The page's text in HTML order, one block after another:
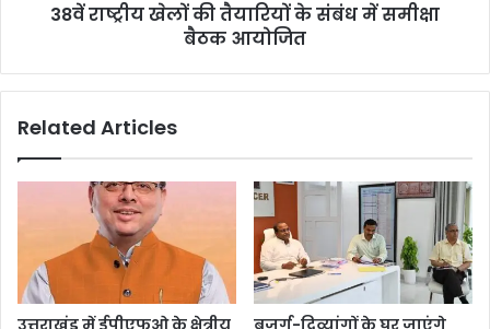
38वें राष्ट्रीय खेलों की तैयारियों के संबंध में समीक्षा
बैठक आयोजित
Related Articles